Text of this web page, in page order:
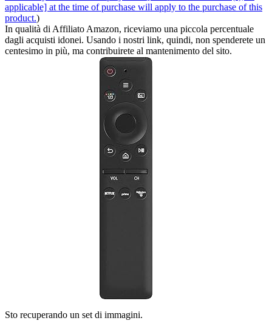
applicable] at the time of purchase will apply to the purchase of this
product.)
In qualità di Affiliato Amazon, riceviamo una piccola percentuale
dagli acquisti idonei. Usando i nostri link, quindi, non spenderete un
centesimo in più, ma contribuirete al mantenimento del sito.
Sto recuperando un set di immagini.